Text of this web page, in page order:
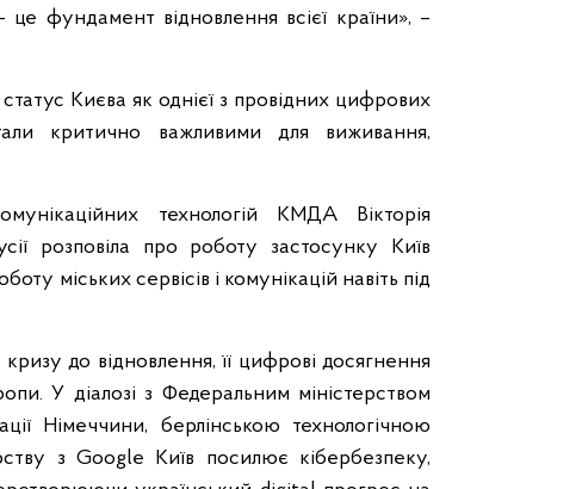
фундамент відновлення всієї країни», –
Києва як однієї з провідних цифрових
критично важливими для виживання,
технологій КМДА Вікторія
розповіла про роботу застосунку Київ
міських сервісів і комунікацій навіть під
до відновлення, її цифрові досягнення
У діалозі з Федеральним міністерством
Німеччини, берлінською технологічною
з Google Київ посилює кібербезпеку,